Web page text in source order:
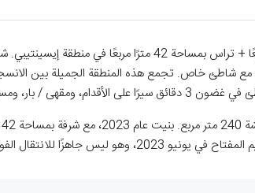
شاطئ خاص. تجمع هذه المنطقة الجميلة بين
تنس، وحدائق ذات مناظر طبيعية.